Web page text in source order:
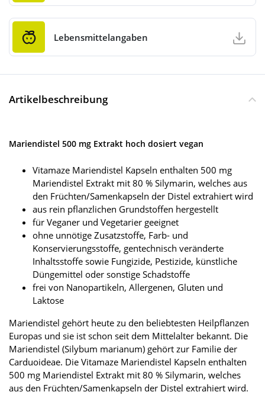
Lebensmittelangaben
Artikelbeschreibung
Mariendistel 500 mg Extrakt hoch dosiert vegan
Vitamaze Mariendistel Kapseln enthalten 500 mg
Mariendistel Extrakt mit 80 % Silymarin, welches aus
den Früchten/Samenkapseln der Distel extrahiert wird
aus rein pflanzlichen Grundstoffen hergestellt
für Veganer und Vegetarier geeignet
ohne unnötige Zusatzstoffe, Farb- und
Konservierungsstoffe, gentechnisch veränderte
Inhaltsstoffe sowie Fungizide, Pestizide, künstliche
Düngemittel oder sonstige Schadstoffe
frei von Nanopartikeln, Allergenen, Gluten und
Laktose
Mariendistel gehört heute zu den beliebtesten Heilpflanzen
Europas und sie ist schon seit dem Mittelalter bekannt. Die
Mariendistel (Silybum marianum) gehört zur Familie der
Carduoideae. Die Vitamaze Mariendistel Kapseln enthalten
500 mg Mariendistel Extrakt mit 80 % Silymarin, welches
aus den Früchten/Samenkapseln der Distel extrahiert wird.